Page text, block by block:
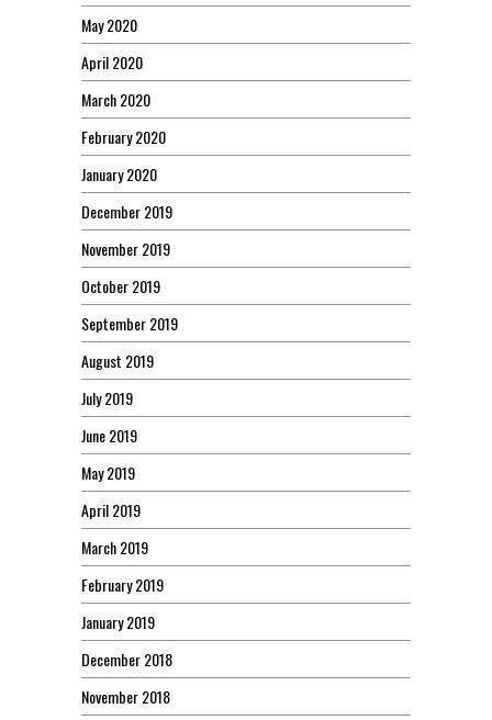
May 2020
April 2020
March 2020
February 2020
January 2020
December 2019
November 2019
October 2019
September 2019
August 2019
July 2019
June 2019
May 2019
April 2019
March 2019
February 2019
January 2019
December 2018
November 2018